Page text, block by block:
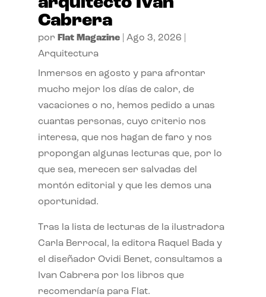
Cabrera
por Flat Magazine| Ago 3, 2026
Arquitectura
Inmersos en agosto y para afrontar
mucho mejor los días de calor, de
vacaciones o no, hemos pedido a unas
cuantas personas, cuyo criterio nos
interesa, que nos hagan de faro y nos
propongan algunas lecturas que, por lo
que sea, merecen ser salvadas del
montón editorial y que les demos una
oportunidad.
Tras la lista de lecturas de la ilustradora
Carla Berrocal, la editora Raquel Bada y
el diseñador Ovidi Benet, consultamos a
Ivan Cabrera por los libros que
recomendaría para Flat.